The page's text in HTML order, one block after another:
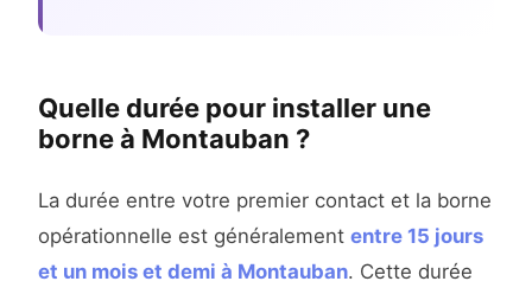
Quelle durée pour installer une
borne à Montauban ?
La durée entre votre premier contact et la borne
opérationnelle est généralement entre 15 jours
et un mois et demi à Montauban. Cette durée